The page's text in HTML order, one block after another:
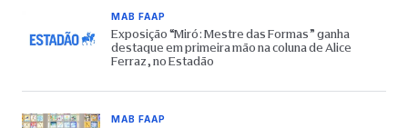
MAB FAAP
Exposição “Miró: Mestre das Formas” ganha
destaque em primeira mão na coluna de Alice
Ferraz, no Estadão
MAB FAAP